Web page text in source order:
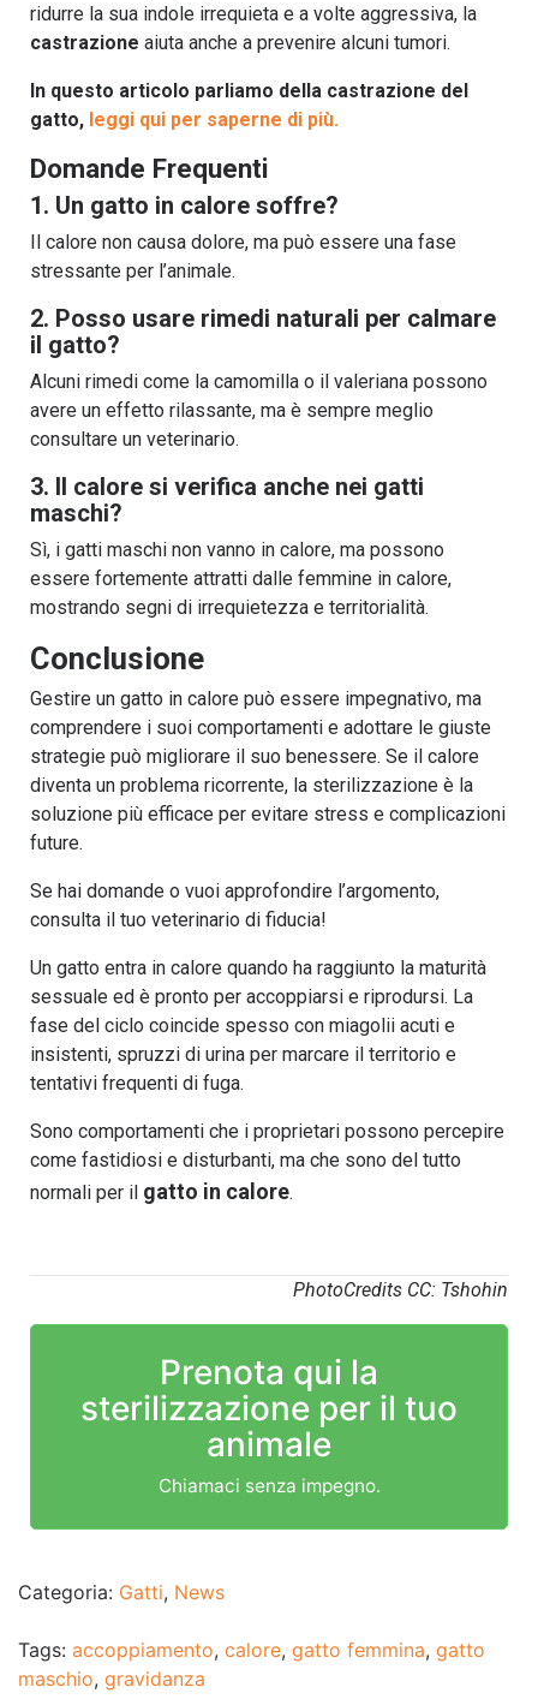
ridurre la sua indole irrequieta e a volte aggressiva, la
castrazione aiuta anche a prevenire alcuni tumori.
In questo articolo parliamo della castrazione del
gatto, leggi qui per saperne di più.
Domande Frequenti
1. Un gatto in calore soffre?
Il calore non causa dolore, ma può essere una fase
stressante per l’animale.
2. Posso usare rimedi naturali per calmare
il gatto?
Alcuni rimedi come la camomilla o il valeriana possono
avere un effetto rilassante, ma è sempre meglio
consultare un veterinario.
3. Il calore si verifica anche nei gatti
maschi?
Sì, i gatti maschi non vanno in calore, ma possono
essere fortemente attratti dalle femmine in calore,
mostrando segni di irrequietezza e territorialità.
Conclusione
Gestire un gatto in calore può essere impegnativo, ma
comprendere i suoi comportamenti e adottare le giuste
strategie può migliorare il suo benessere. Se il calore
diventa un problema ricorrente, la sterilizzazione è la
soluzione più efficace per evitare stress e complicazioni
future.
Se hai domande o vuoi approfondire l’argomento,
consulta il tuo veterinario di fiducia!
Un gatto entra in calore quando ha raggiunto la maturità
sessuale ed è pronto per accoppiarsi e riprodursi. La
fase del ciclo coincide spesso con miagolii acuti e
insistenti, spruzzi di urina per marcare il territorio e
tentativi frequenti di fuga.
Sono comportamenti che i proprietari possono percepire
come fastidiosi e disturbanti, ma che sono del tutto
normali per il gatto in calore.
PhotoCredits CC: Tshohin
Prenota qui la
sterilizzazione per il tuo
animale
Chiamaci senza impegno.
Categoria: Gatti, News
Tags: accoppiamento, calore, gatto femmina, gatto
maschio, gravidanza